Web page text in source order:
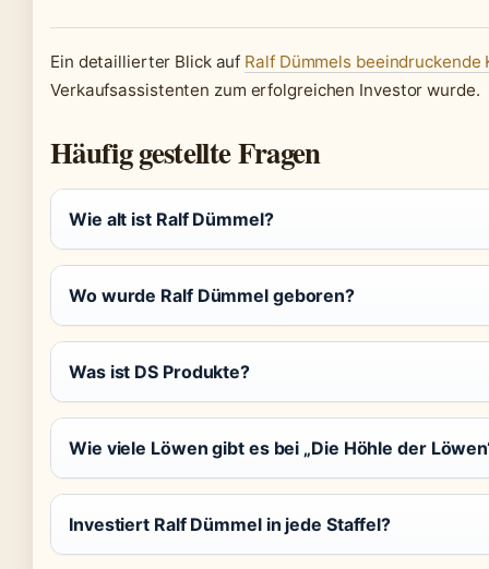
Ein detaillierter Blick auf Ralf Dümmels beeindruckende
Verkaufsassistenten zum erfolgreichen Investor wurde.
Häufig gestellte Fragen
Wie alt ist Ralf Dümmel?
Wo wurde Ralf Dümmel geboren?
Was ist DS Produkte?
Wie viele Löwen gibt es bei „Die Höhle der
Investiert Ralf Dümmel in jede Staffel?